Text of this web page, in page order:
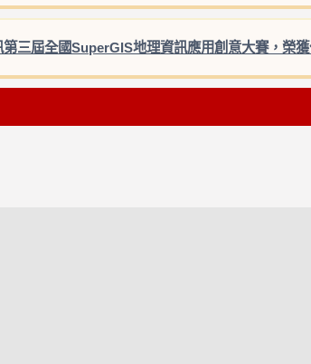
三屆全國SuperGIS地理資訊應用創意大賽，榮